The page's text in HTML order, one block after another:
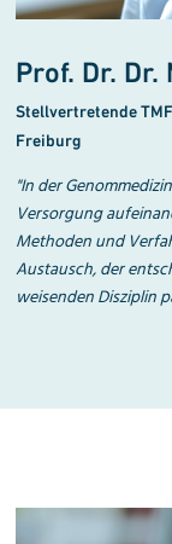
Prof. Dr.
Stellvertretende
Freiburg
"In der
Versorgung
Methoden und
Austausch, der
weisenden Disziplin